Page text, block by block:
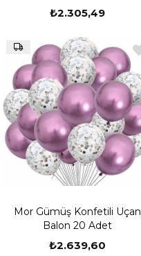
₺2.305,49
Mor Gümüş Konfetili Uçan
Balon 20 Adet
₺2.639,60